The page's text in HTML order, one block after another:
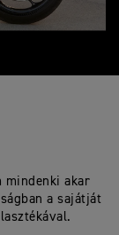
mindenki akar
a sajátját